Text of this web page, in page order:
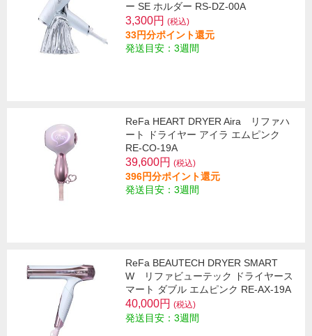
ー SE ホルダー RS-DZ-00A
3,300円 (税込)
33円分ポイント還元
発送目安：3週間
ReFa HEART DRYER Aira リファハ
ート ドライヤー アイラ エムピンク
RE-CO-19A
39,600円 (税込)
396円分ポイント還元
発送目安：3週間
ReFa BEAUTECH DRYER SMART
W リファビューテック ドライヤース
マート ダブル エムピンク RE-AX-19A
40,000円 (税込)
発送目安：3週間